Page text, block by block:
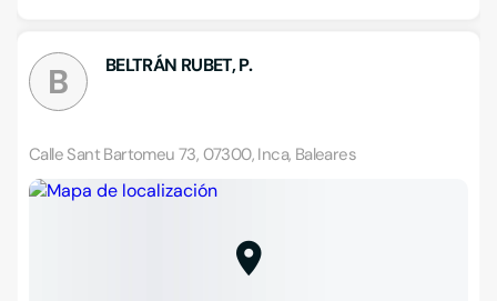
B BELTRÁN RUBET, P.
Calle Sant Bartomeu 73, 07300, Inca, Baleares